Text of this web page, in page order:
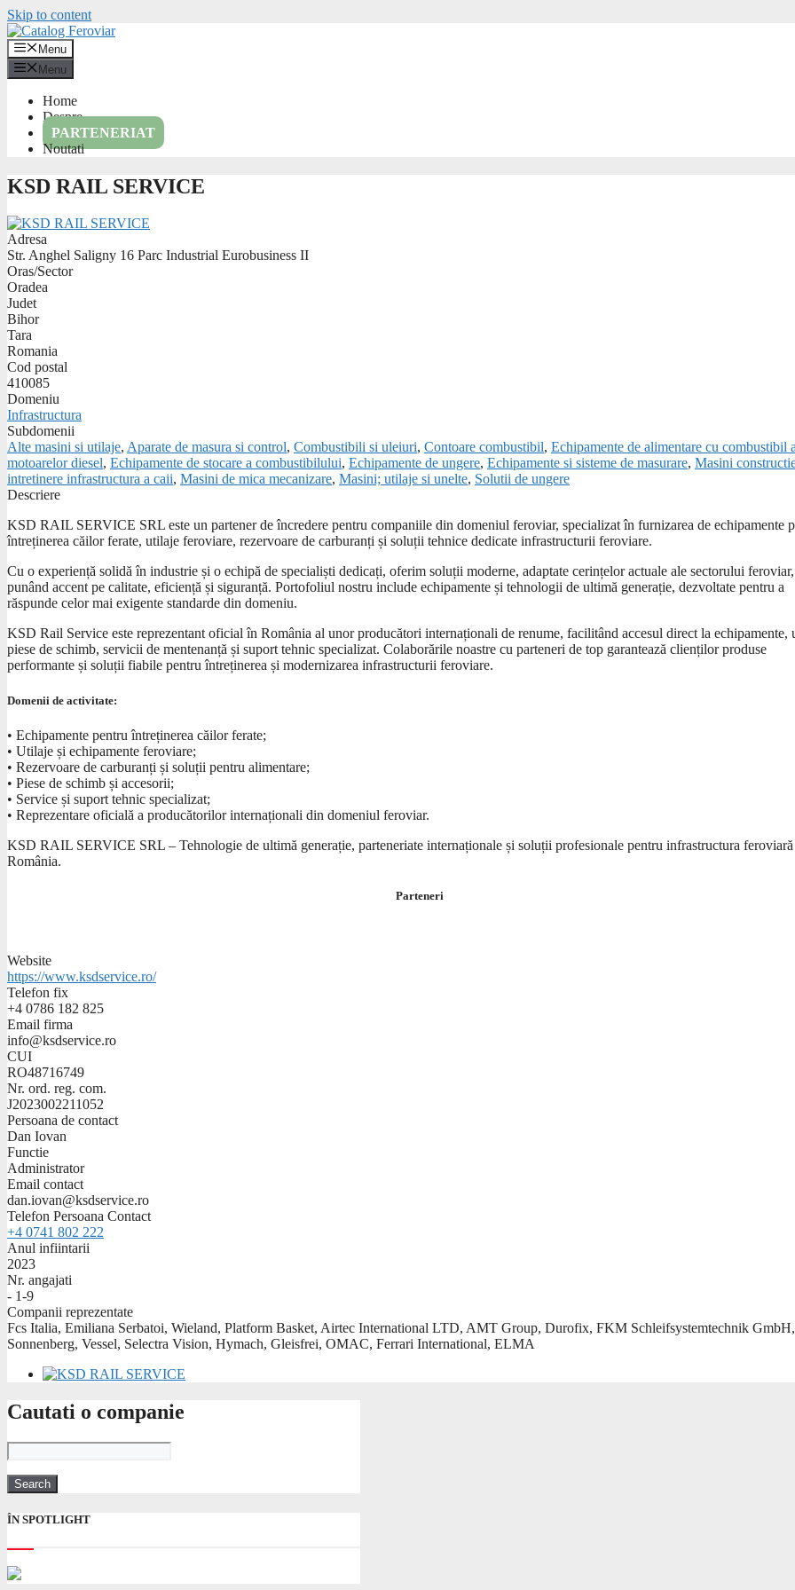
Skip to content
Menu
Menu
Home
Despre
PARTENERIAT
Noutati
KSD RAIL SERVICE
Adresa
Str. Anghel Saligny 16 Parc Industrial Eurobusiness II
Oras/Sector
Oradea
Judet
Bihor
Tara
Romania
Cod postal
410085
Domeniu
Infrastructura
Subdomenii
Alte masini si utilaje, Aparate de masura si control, Combustibili si uleiuri, Contoare combustibil, Echipamente de alimentare cu combustibil
motoarelor diesel, Echipamente de stocare a combustibilului, Echipamente de ungere, Echipamente si sisteme de masurare, Masini
intretinere infrastructura a caii, Masini de mica mecanizare, Masini; utilaje si unelte, Solutii de ungere
Descriere
KSD RAIL SERVICE SRL este un partener de încredere pentru companiile din domeniul feroviar, specializat în furnizarea de echipamente
întreținerea căilor ferate, utilaje feroviare, rezervoare de carburanți și soluții tehnice dedicate infrastructurii feroviare.
Cu o experiență solidă în industrie și o echipă de specialiști dedicați, oferim soluții moderne, adaptate cerințelor actuale ale sectorului feroviar,
punând accent pe calitate, eficiență și siguranță. Portofoliul nostru include echipamente și tehnologii de ultimă generație, dezvoltate pentru a
răspunde celor mai exigente standarde din domeniu.
KSD Rail Service este reprezentant oficial în România al unor producători internaționali de renume, facilitând accesul direct la echipamente,
piese de schimb, servicii de mentenanță și suport tehnic specializat. Colaborările noastre cu parteneri de top garantează clienților produse
performante și soluții fiabile pentru întreținerea și modernizarea infrastructurii feroviare.
Domenii de activitate:
• Echipamente pentru întreținerea căilor ferate;
• Utilaje și echipamente feroviare;
• Rezervoare de carburanți și soluții pentru alimentare;
• Piese de schimb și accesorii;
• Service și suport tehnic specializat;
• Reprezentare oficială a producătorilor internaționali din domeniul feroviar.
KSD RAIL SERVICE SRL – Tehnologie de ultimă generație, parteneriate internaționale și soluții profesionale pentru infrastructura
România.
Parteneri
Website
https://www.ksdservice.ro/
Telefon fix
+4 0786 182 825
Email firma
info@ksdservice.ro
CUI
RO48716749
Nr. ord. reg. com.
J2023002211052
Persoana de contact
Dan Iovan
Functie
Administrator
Email contact
dan.iovan@ksdservice.ro
Telefon Persoana Contact
+4 0741 802 222
Anul infiintarii
2023
Nr. angajati
- 1-9
Companii reprezentate
Fcs Italia, Emiliana Serbatoi, Wieland, Platform Basket, Airtec International LTD, AMT Group, Durofix, FKM Schleifsystemtechnik GmbH,
Sonnenberg, Vessel, Selectra Vision, Hymach, Gleisfrei, OMAC, Ferrari International, ELMA
Cautati o companie
ÎN SPOTLIGHT